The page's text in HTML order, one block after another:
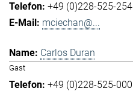
+49 (0)228-525-254
mciechan@...
Carlos Duran
Gast
+49 (0)228-525-000